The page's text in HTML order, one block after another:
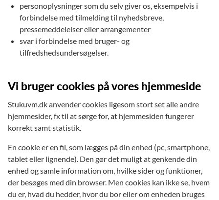
personoplysninger som du selv giver os, eksempelvis i
forbindelse med tilmelding til nyhedsbreve,
pressemeddelelser eller arrangementer
svar i forbindelse med bruger- og
tilfredshedsundersøgelser.
Vi bruger cookies på vores hjemmeside
Stukuvm.dk anvender cookies ligesom stort set alle andre
hjemmesider, fx til at sørge for, at hjemmesiden fungerer
korrekt samt statistik.
En cookie er en fil, som lægges på din enhed (pc, smartphone,
tablet eller lignende). Den gør det muligt at genkende din
enhed og samle information om, hvilke sider og funktioner,
der besøges med din browser. Men cookies kan ikke se, hvem
du er, hvad du hedder, hvor du bor eller om enheden bruges